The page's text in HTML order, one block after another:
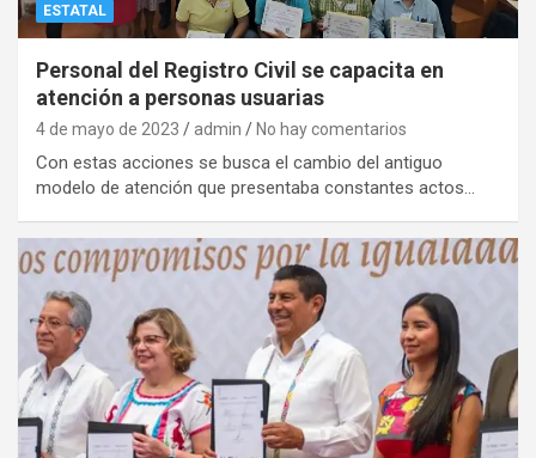
ESTATAL
Personal del Registro Civil se capacita en
atención a personas usuarias
4 de mayo de 2023 admin No hay comentarios
Con estas acciones se busca el cambio del antiguo
modelo de atención que presentaba constantes actos…